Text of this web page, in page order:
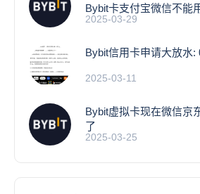
Bybit卡支付宝微信不能
2025-03-29
Bybit信用卡申请大放水:
2025-03-11
Bybit虚拟卡现在微信京
了
2025-03-25